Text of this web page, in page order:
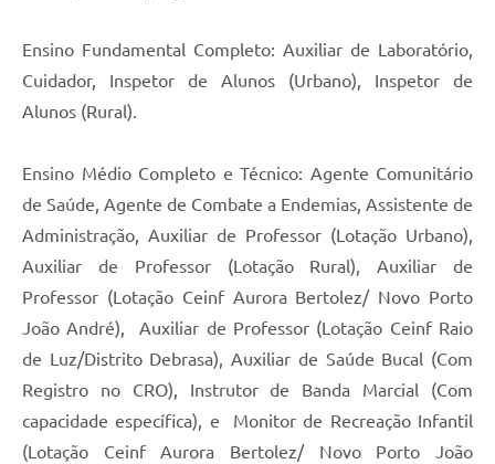
Ensino Fundamental Completo: Auxiliar de Laboratório,
Cuidador, Inspetor de Alunos (Urbano), Inspetor de
Alunos (Rural).
Ensino Médio Completo e Técnico: Agente Comunitário
de Saúde, Agente de Combate a Endemias, Assistente de
Administração, Auxiliar de Professor (Lotação Urbano),
Auxiliar de Professor (Lotação Rural), Auxiliar de
Professor (Lotação Ceinf Aurora Bertolez/ Novo Porto
João André), Auxiliar de Professor (Lotação Ceinf Raio
de Luz/Distrito Debrasa), Auxiliar de Saúde Bucal (Com
Registro no CRO), Instrutor de Banda Marcial (Com
capacidade específica), e Monitor de Recreação Infantil
(Lotação Ceinf Aurora Bertolez/ Novo Porto João